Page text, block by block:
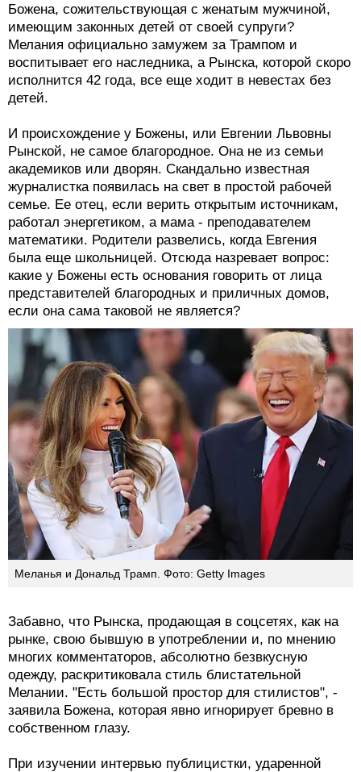
Божена, сожительствующая с женатым мужчиной,
имеющим законных детей от своей супруги?
Мелания официально замужем за Трампом и
воспитывает его наследника, а Рынска, которой скоро
исполнится 42 года, все еще ходит в невестах без
детей.
И происхождение у Божены, или Евгении Львовны
Рынской, не самое благородное. Она не из семьи
академиков или дворян. Скандально известная
журналистка появилась на свет в простой рабочей
семье. Ее отец, если верить открытым источникам,
работал энергетиком, а мама - преподавателем
математики. Родители развелись, когда Евгения
была еще школьницей. Отсюда назревает вопрос:
какие у Божены есть основания говорить от лица
представителей благородных и приличных домов,
если она сама таковой не является?
Меланья и Дональд Трамп. Фото: Getty Images
Забавно, что Рынска, продающая в соцсетях, как на
рынке, свою бывшую в употреблении и, по мнению
многих комментаторов, абсолютно безвкусную
одежду, раскритиковала стиль блистательной
Мелании. "Есть большой простор для стилистов", -
заявила Божена, которая явно игнорирует бревно в
собственном глазу.
При изучении интервью публицистки, ударенной